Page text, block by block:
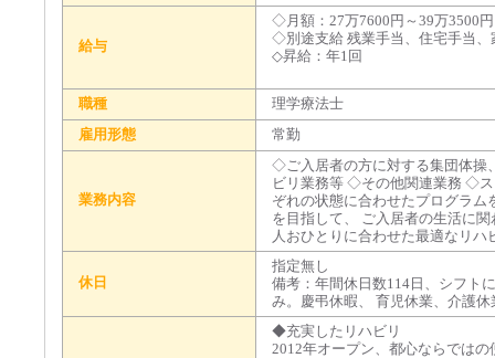
給与
◇月額：27万7600円～39万3500
◇別途支給 残業手当、住宅手当
◇昇給：年1回
職種
理学療法士
雇用形態
常勤
業務内容
◇ご入居者の方に対する集団体操
ビリ業務等 ◇その他関連業務 ◇
ぞれの状態に合わせたプログラム
を目指して、 ご入居者の生活に
人おひとりに合わせた最適なリハ
休日
指定無し
備考：年間休日数114日、シフト
み。慶弔休暇、 育児休業、介護休
◆充実したリハビリ
2012年オープン、都心ならでは